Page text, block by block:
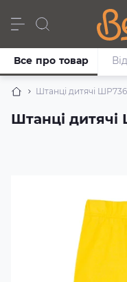
Дівчата Хлопці
Штанці дитячі
Штанці
Все про товар